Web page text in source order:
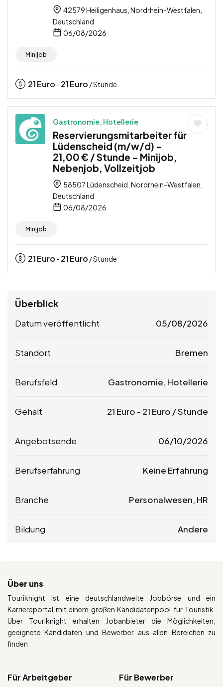
42579 Heiligenhaus, Nordrhein-Westfalen,
Deutschland
06/08/2026
Minijob
21Euro - 21Euro / Stunde
Gastronomie, Hotellerie
Reservierungsmitarbeiter für
Lüdenscheid (m/w/d) –
21,00 € / Stunde – Minijob,
Nebenjob, Vollzeitjob
58507 Lüdenscheid, Nordrhein-Westfalen,
Deutschland
06/08/2026
Minijob
21Euro - 21Euro / Stunde
Überblick
Datum veröffentlicht 05/08/2026
Standort Bremen
Berufsfeld Gastronomie, Hotellerie
Gehalt 21 Euro - 21 Euro / Stunde
Angebotsende 06/10/2026
Berufserfahrung Keine Erfahrung
Branche Personalwesen, HR
Bildung Andere
Über uns
Touriknight ist eine deutschlandweite Jobbörse und ein
Karriereportal mit einem großen Kandidatenpool für Touristik.
Über Touriknight erhalten Jobanbieter die Möglichkeiten,
geeignete Kandidaten und Bewerber aus allen Bereichen zu
finden.
Für Arbeitgeber Für Bewerber